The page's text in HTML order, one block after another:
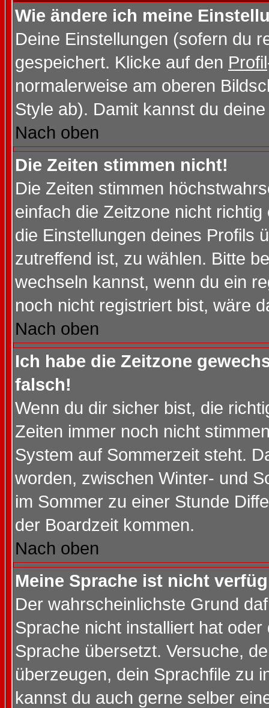
Wie ändere ich meine
Deine Einstellungen (sofern du
gespeichert. Klicke auf den Profil
normalerweise am oberen
Style ab). Damit kannst du
Nach oben
Die Zeiten stimmen nicht!
Die Zeiten stimmen
einfach die Zeitzone nicht
die Einstellungen deines Profils
zutreffend ist, zu wählen. Bitte
wechseln kannst, wenn du ein
noch nicht registriert bist, wäre
Nach oben
Ich habe die Zeitzone
falsch!
Wenn du dir sicher bist, die
Zeiten immer noch nicht
System auf Sommerzeit steht.
worden, zwischen Winter- und
im Sommer zu einer Stunde
der Boardzeit kommen.
Nach oben
Meine Sprache ist nicht
Der wahrscheinlichste Grund
Sprache nicht installiert hat
Sprache übersetzt. Versuche,
überzeugen, dein Sprachfile zu
kannst du auch gerne selber